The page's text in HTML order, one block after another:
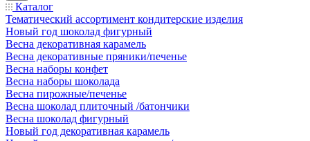
Каталог
Тематический ассортимент кондитерские изделия
Новый год шоколад фигурный
Весна декоративная карамель
Весна декоративные пряники/печенье
Весна наборы конфет
Весна наборы шоколада
Весна пирожные/печенье
Весна шоколад плиточный /батончики
Весна шоколад фигурный
Новый год декоративная карамель